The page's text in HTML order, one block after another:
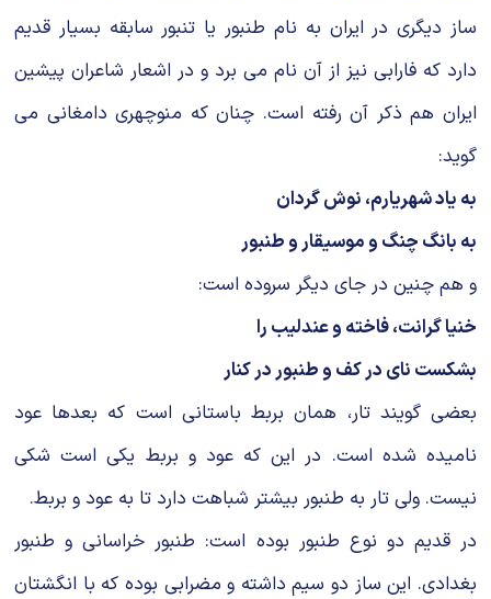
ساز دیگری در ایران به نام طنبور یا تنبور سابقه بسیار قدیم
دارد که فارابی نیز از آن نام می برد و در اشعار شاعران پیشین
ایران هم ذکر آن رفته است. چنان که منوچهری دامغانی می
گوید:
به یاد شهریارم، نوش گردان
به بانگ چنگ و موسیقار و طنبور
و هم چنین در جای دیگر سروده است:
خنیا گرانت، فاخته و عندلیب را
بشکست نای در کف و طنبور در کنار
بعضی گویند تار، همان بربط باستانی است که بعدها عود
نامیده شده است. در این که عود و بربط یکی است شکی
نیست. ولی تار به طنبور بیشتر شباهت دارد تا به عود و بربط.
در قدیم دو نوع طنبور بوده است: طنبور خراسانی و طنبور
بغدادی. این ساز دو سیم داشته و مضرابی بوده که با انگشتان